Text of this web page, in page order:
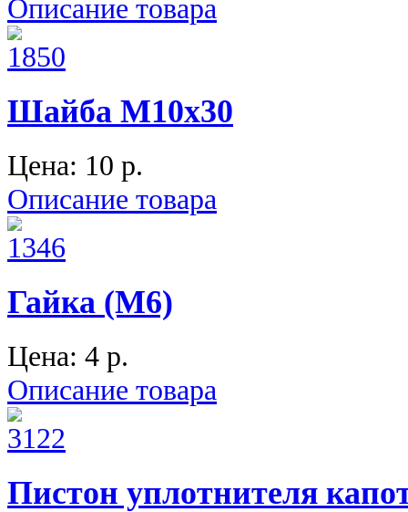
Описание товара
Шайба М10х30
Цена: 10 p.
Описание товара
Гайка (М6)
Цена: 4 p.
Описание товара
Пистон уплотнителя